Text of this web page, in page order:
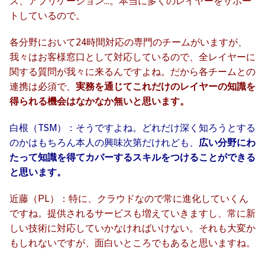
トしているので。
各分野において24時間対応の専門のチームがいますが、
我々はお客様窓口として対応しているので、全レイヤーに
関する質問が我々に来るんですよね。だから各チームとの
連携は必須で、 実務を通じてこれだけのレイヤーの知識を
得られる機会はなかなか無いと思います。
白根（TSM）：そうですよね。どれだけ深く知ろうとする
のかはもちろん本人の興味次第だけれども、 広い分野にわ
たって知識を得てカバーするスキルをつけることができる
と思います。
近藤（PL）：特に、クラウドなので常に進化していくん
ですね。提供されるサービスも増えていきますし、常に新
しい技術に対応していかなければいけない。それも大変か
もしれないですが、面白いところでもあると思いますね。